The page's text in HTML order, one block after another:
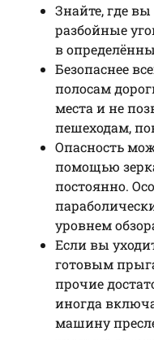
Знайте, где
разбойные
в
Безопаснее
полосам
места и не
пешеходам,
Опасность
помощью
постоянно.
уровнем
Если вы
готовым
прочие
иногда
машину